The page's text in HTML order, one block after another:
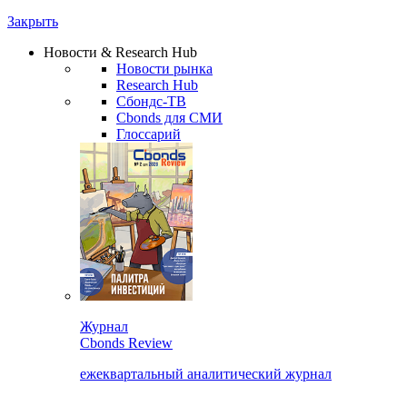
Закрыть
Новости & Research Hub
Новости рынка
Research Hub
Сбондс-ТВ
Cbonds для СМИ
Глоссарий
Журнал
Cbonds Review
ежеквартальный аналитический журнал